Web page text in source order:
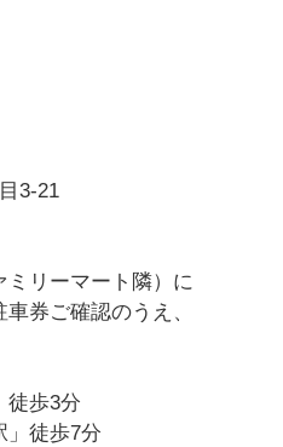
3-21
ミリーマート隣）に
券ご確認のうえ、
徒歩3分
」徒歩7分